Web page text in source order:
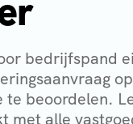
bedrijfspand
te beoordelen.
met alle